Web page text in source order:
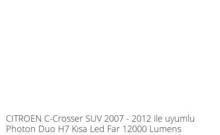
CITROEN C-Crosser SUV 2007 - 2012 ile uyumlu
Photon Duo H7 Kısa Led Far 12000 Lumens